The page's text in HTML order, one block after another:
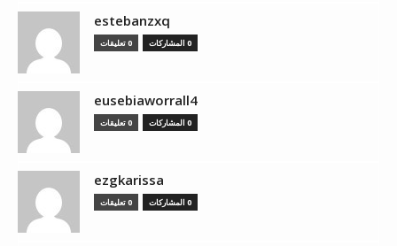
estebanzxq
0 المشاركات 0 تعليقات
eusebiaworrall4
0 المشاركات 0 تعليقات
ezgkarissa
0 المشاركات 0 تعليقات